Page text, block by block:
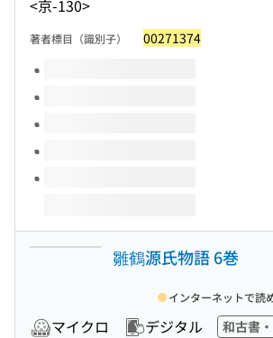
<京-130>
著者標目（識別子） 00271374
このタイトルの巻号
雛鶴源氏物語 6巻
マイクロ デジタル 和古書
インターネットで読